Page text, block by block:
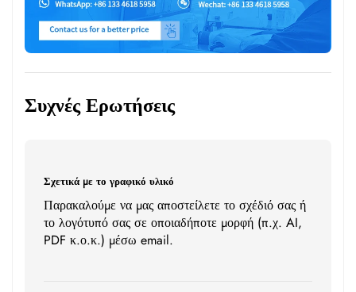
Συχνές Ερωτήσεις
Σχετικά με το γραφικό υλικό
Παρακαλούμε να μας αποστείλετε το σχέδιό σας ή
το λογότυπό σας σε οποιαδήποτε μορφή (π.χ. AI,
PDF κ.ο.κ.) μέσω email.